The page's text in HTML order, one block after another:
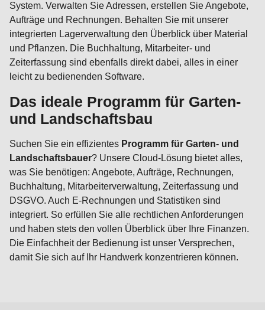
System. Verwalten Sie Adressen, erstellen Sie Angebote,
Aufträge und Rechnungen. Behalten Sie mit unserer
integrierten Lagerverwaltung den Überblick über Material
und Pflanzen. Die Buchhaltung, Mitarbeiter- und
Zeiterfassung sind ebenfalls direkt dabei, alles in einer
leicht zu bedienenden Software.
Das ideale Programm für Garten-
und Landschaftsbau
Suchen Sie ein effizientes Programm für Garten- und
Landschaftsbauer? Unsere Cloud-Lösung bietet alles,
was Sie benötigen: Angebote, Aufträge, Rechnungen,
Buchhaltung, Mitarbeiterverwaltung, Zeiterfassung und
DSGVO. Auch E-Rechnungen und Statistiken sind
integriert. So erfüllen Sie alle rechtlichen Anforderungen
und haben stets den vollen Überblick über Ihre Finanzen.
Die Einfachheit der Bedienung ist unser Versprechen,
damit Sie sich auf Ihr Handwerk konzentrieren können.